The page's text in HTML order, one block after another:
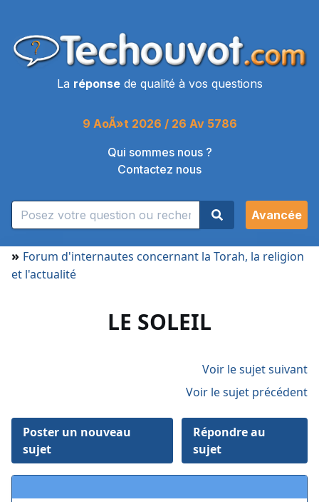
La réponsede qualité à vos questions
9 AoÃ»t 2026 / 26 Av 5786
Qui sommes nous ?
Contactez nous
Avancée
» Forum d'internautes concernant la Torah, la religion
et l'actualité
LE SOLEIL
Voir le sujet suivant
Voir le sujet précédent
Poster un nouveau
sujet
Répondre au
sujet